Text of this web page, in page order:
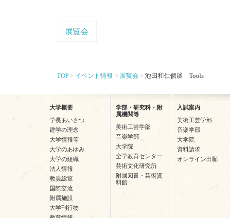
展覧会
TOP イベント情報 展覧会 池田和仁個展 Tools
大学概要
学長あいさつ
建学の理念
大学情報等
大学のあゆみ
大学の組織
法人情報
教員総覧
国際交流
附属施設
大学刊行物
学部・研究科・附
属機関等
美術工芸学部
音楽学部
大学院
全学教育センター
芸術文化研究所
附属図書・芸術資
料館
入試案内
美術工芸学部
音楽学部
大学院
資料請求
オンライン出願